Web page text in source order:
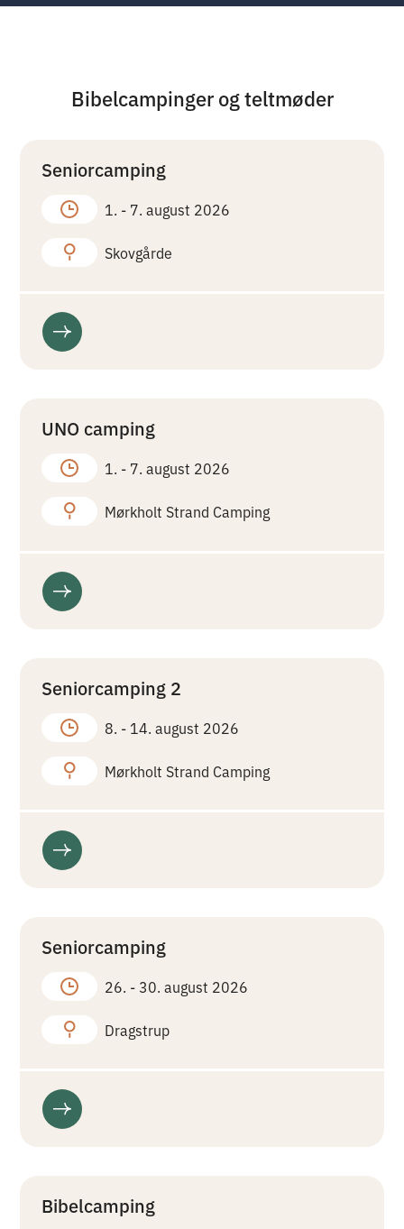
Bibelcampinger og teltmøder
Seniorcamping
1. - 7. august 2026
Skovgårde
UNO camping
1. - 7. august 2026
Mørkholt Strand Camping
Seniorcamping 2
8. - 14. august 2026
Mørkholt Strand Camping
Seniorcamping
26. - 30. august 2026
Dragstrup
Bibelcamping